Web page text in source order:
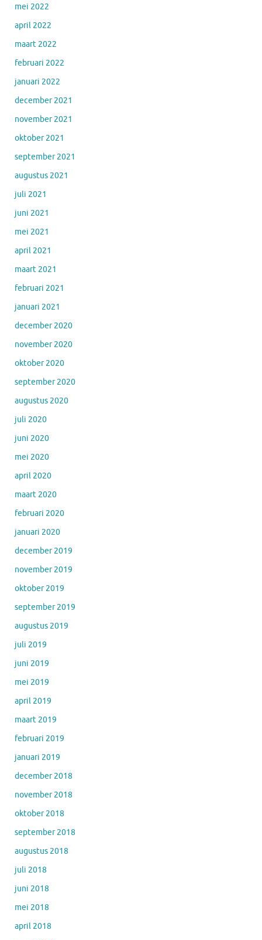
mei 2022
april 2022
maart 2022
februari 2022
januari 2022
december 2021
november 2021
oktober 2021
september 2021
augustus 2021
juli 2021
juni 2021
mei 2021
april 2021
maart 2021
februari 2021
januari 2021
december 2020
november 2020
oktober 2020
september 2020
augustus 2020
juli 2020
juni 2020
mei 2020
april 2020
maart 2020
februari 2020
januari 2020
december 2019
november 2019
oktober 2019
september 2019
augustus 2019
juli 2019
juni 2019
mei 2019
april 2019
maart 2019
februari 2019
januari 2019
december 2018
november 2018
oktober 2018
september 2018
augustus 2018
juli 2018
juni 2018
mei 2018
april 2018